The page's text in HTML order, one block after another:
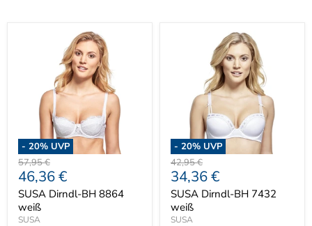
- 20% UVP
Ursprünglicher
Preis
57,95 €
Aktueller
Preis
46,36 €
SUSA Dirndl-BH 8864
weiß
SUSA
- 20% UVP
Ursprünglicher
Preis
42,95 €
Aktueller
Preis
34,36 €
SUSA Dirndl-BH 7432
weiß
SUSA